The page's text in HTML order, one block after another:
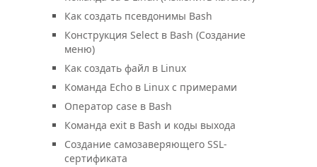
Как создать псевдонимы Bash
Конструкция Select в Bash (Создание
меню)
Как создать файл в Linux
Команда Echo в Linux с примерами
Оператор case в Bash
Команда exit в Bash и коды выхода
Создание самозаверяющего SSL-
сертификата